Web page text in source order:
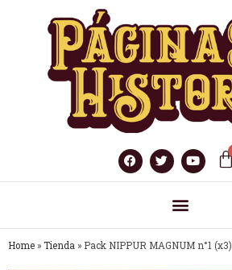
Home » Tienda » Pack NIPPUR MAGNUM n°1 (x3)